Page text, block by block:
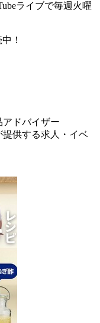
ライブで毎週火曜
！
ドバイザー
供する求人・イベ